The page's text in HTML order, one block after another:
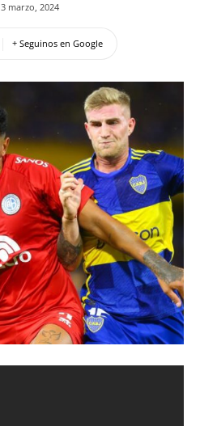
3 marzo, 2024
+ Seguinos en Google